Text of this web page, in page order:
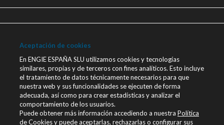
Aviso legal
Política de Privacidad
Política de cookies
Canal Ético
Únete a nosotros
Blog ENGIE
Sala de Prensa
Aceptación de cookies
En ENGIE ESPAÑA SLU utilizamos cookies y tecnologías
similares, propias y de terceros con fines analíticos. Esto incluye
el tratamiento de datos técnicamente necesarios para que
nuestra web y sus funcionalidades se ejecuten de forma
adecuada, así como para crear estadísticas y analizar el
comportamiento de los usuarios.
Puede obtener más información accediendo a nuestra Política
de Cookiesy puede aceptarlas, rechazarlas o configurar sus